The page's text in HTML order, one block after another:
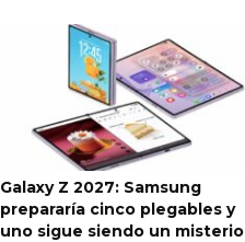
Galaxy Z 2027: Samsung
prepararía cinco plegables y
uno sigue siendo un misterio